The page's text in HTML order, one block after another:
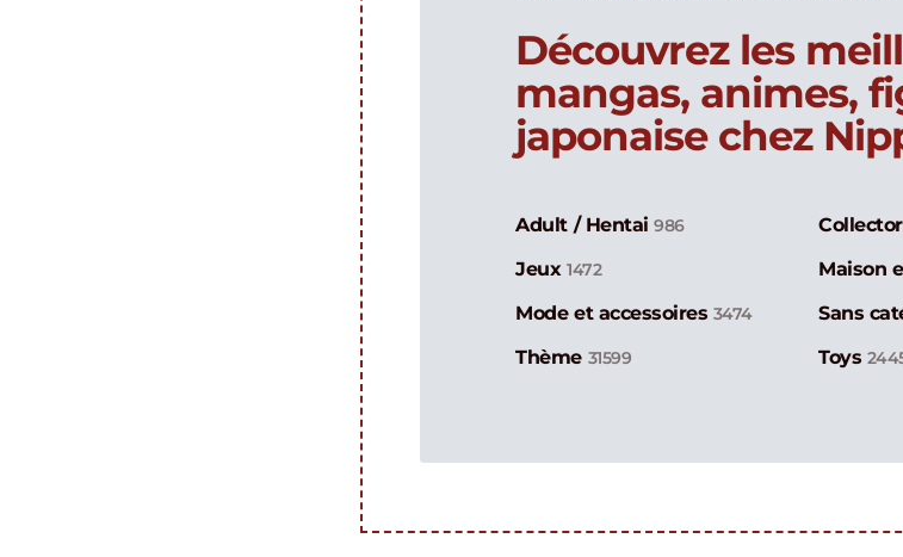
Découvrez les
mangas, animes,
japonaise chez
Adult / Hentai986
Jeux 1472 Maison
Mode et accessoires 3474 Sans
Thème 31599 Toys